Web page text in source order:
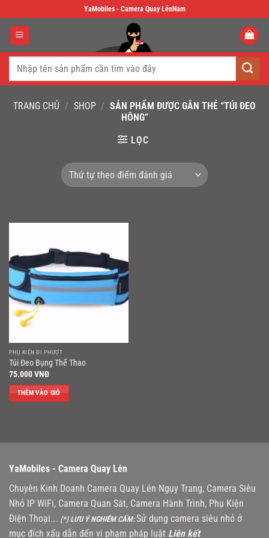
to
content
YaMobiles - Camera Quay LénNam
Tìm
TRANG CHỦ / SHOP / SẢN PHẨM ĐƯỢC GẮN THẺ “TÚI ĐEO
HÔNG”
LỌC
PHỤ KIỆN ĐI PHƯỢT
Túi Đeo Bụng Thể Thao
75.000VNĐ
THÊM VÀO GIỎ
YaMobiles - Camera Quay Lén
Chuyên Kinh Doanh Camera Quay Lén Ngụy Trang, Camera Siêu
Nhỏ IP WiFi, Camera Quan Sát, Camera Hành Trình, Phụ Kiện
Điện Thoại... (*) LƯU Ý NGHIÊM CẤM:Sử dụng camera siêu nhỏ ở
mục đích xấu dẫn đến vi phạm pháp luật Liên kết